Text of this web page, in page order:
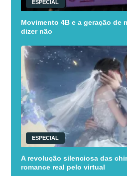
ESPECIAL
Movimento 4B e a geração de
dizer não
ESPECIAL
A revolução silenciosa das
romance real pelo virtual